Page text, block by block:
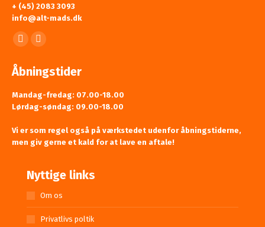
+ (45) 2083 3093
info@alt-mads.dk
Find us on:
Facebook
opens
in
new
Mail
opens
in
new
Åbningstider
Mandag-fredag: 07.00-18.00
Lørdag-søndag: 09.00-18.00
Vi er som regel også på værkstedet udenfor åbningstiderne,
men giv gerne et kald for at lave en aftale!
Nyttige links
Om os
Privatlivs poltik